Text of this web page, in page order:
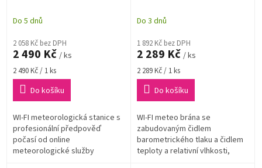
02 pro systém TFA.me |
počasí | dosah až 100 m
Do 5 dnů
2 058 Kč bez DPH
2 490 Kč / ks
Měrná
cena:
2 490 Kč / 1 ks
Do košíku
WI-FI meteorologická stanice s
profesionální předpověď
počasí od online
meteorologické služby
integrované měření
vzduchu
Do 3 dnů
1 892 Kč bez DPH
2 289 Kč / ks
Měrná
cena:
2 289 Kč / 1 ks
Do košíku
WI-FI meteo brána se
zabudovaným čidlem
barometrického tlaku a čidlem
teploty a relativní vlhkosti,